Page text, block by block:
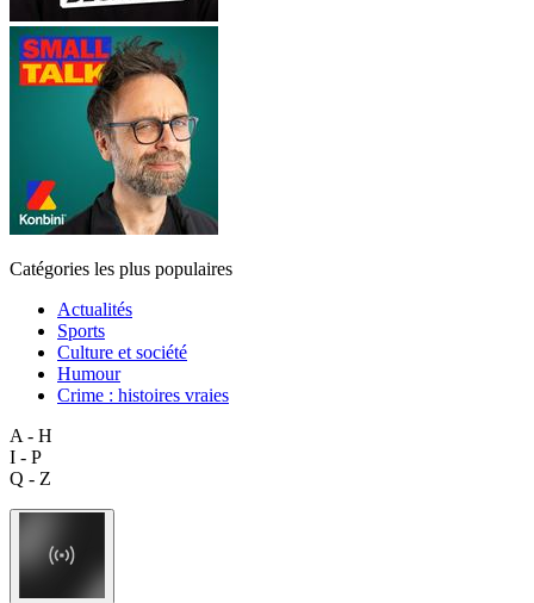
Catégories les plus populaires
Actualités
Sports
Culture et société
Humour
Crime : histoires vraies
A - H
I - P
Q - Z